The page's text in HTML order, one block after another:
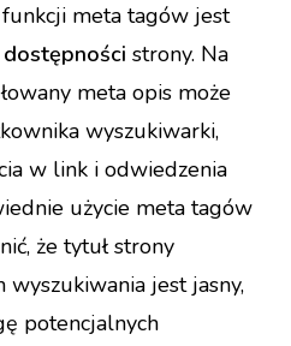
meta tagów jest
strony. Na
meta opis może
wyszukiwarki,
w link i odwiedzenia
użycie meta tagów
że tytuł strony
jest jasny,
potencjalnych